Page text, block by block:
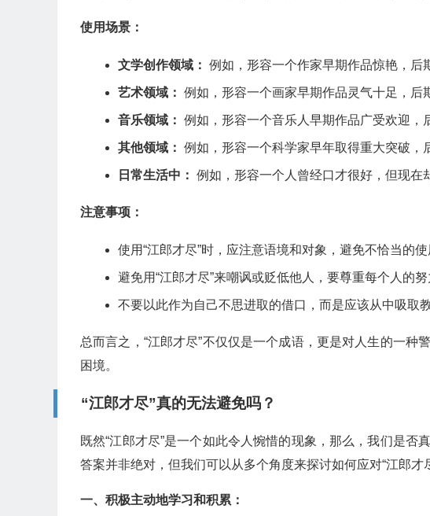
使用场景：
文学创作领域： 例如，形容一个作家早期作品惊艳，后
艺术领域： 例如，形容一个画家早期作品灵气十足，后
音乐领域： 例如，形容一个音乐人早期作品广受欢迎，
其他领域： 例如，形容一个科学家早年取得重大突破，
日常生活中： 例如，形容一个人曾经口才很好，但现在
注意事项：
使用“江郎才尽”时，应注意语境和对象，避免不恰当的使
避免用“江郎才尽”来嘲讽或贬低他人，要尊重每个人的努
不要以此作为自己不思进取的借口，而是应该从中吸取
总而言之，“江郎才尽”不仅仅是一个成语，更是对人生的一
困境。
“江郎才尽”真的无法避免吗？
既然“江郎才尽”是一个如此令人惋惜的现象，那么，我们是
答案并非绝对，但我们可以从多个角度来探讨如何应对“江郎才
一、积极主动地学习和积累：